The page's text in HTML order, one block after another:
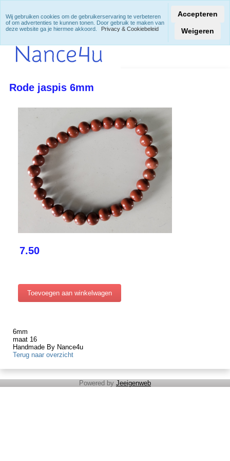
Rode jaspis 6mm
7.50
6mm
maat 16
Handmade By Nance4u
Terug naar overzicht
Powered by Jeeigenweb
Wij gebruiken cookies om de gebruikerservaring te verbeteren
of om advertenties te kunnen tonen. Door gebruik te maken van
deze website ga je hiermee akkoord.
Privacy & Cookiebeleid
Accepteren
Weigeren